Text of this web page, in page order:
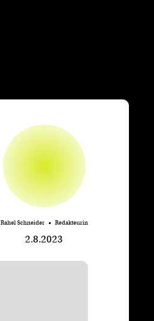
Rahel Schneider Redakteurin
2.8.2023